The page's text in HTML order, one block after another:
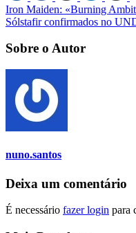
Iron Maiden: «Burning
Sólstafir confirmados no
Sobre o Autor
nuno.santos
Deixa um comentário
É necessário fazer login para